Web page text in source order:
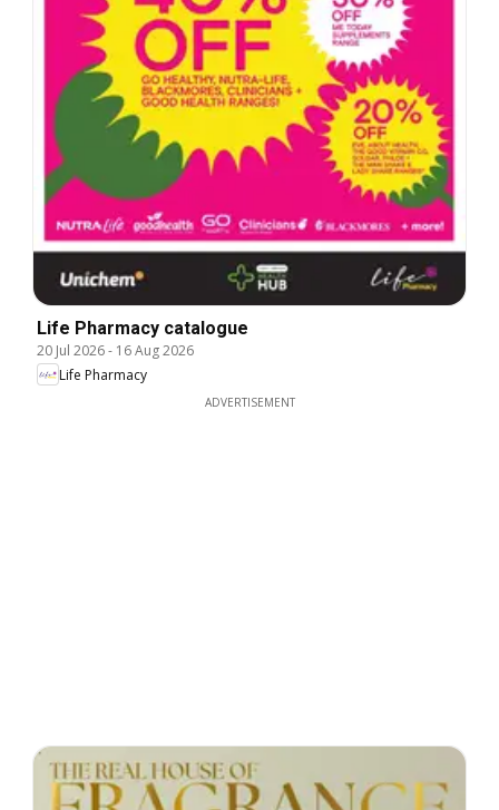
Life Pharmacy catalogue
20 Jul 2026- 16 Aug 2026
Life Pharmacy
ADVERTISEMENT